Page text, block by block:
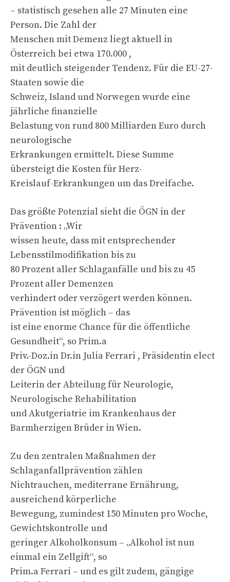
– statistisch gesehen alle 27 Minuten eine
Person. Die Zahl der
Menschen mit Demenz liegt aktuell in
Österreich bei etwa 170.000 ,
mit deutlich steigender Tendenz. Für die EU-27-
Staaten sowie die
Schweiz, Island und Norwegen wurde eine
jährliche finanzielle
Belastung von rund 800 Milliarden Euro durch
neurologische
Erkrankungen ermittelt. Diese Summe
übersteigt die Kosten für Herz-
Kreislauf-Erkrankungen um das Dreifache.
Das größte Potenzial sieht die ÖGN in der
Prävention : „Wir
wissen heute, dass mit entsprechender
Lebensstilmodifikation bis zu
80 Prozent aller Schlaganfälle und bis zu 45
Prozent aller Demenzen
verhindert oder verzögert werden können.
Prävention ist möglich – das
ist eine enorme Chance für die öffentliche
Gesundheit“, so Prim.a
Priv.-Doz.in Dr.in Julia Ferrari , Präsidentin elect
der ÖGN und
Leiterin der Abteilung für Neurologie,
Neurologische Rehabilitation
und Akutgeriatrie im Krankenhaus der
Barmherzigen Brüder in Wien.
Zu den zentralen Maßnahmen der
Schlaganfallprävention zählen
Nichtrauchen, mediterrane Ernährung,
ausreichend körperliche
Bewegung, zumindest 150 Minuten pro Woche,
Gewichtskontrolle und
geringer Alkoholkonsum – „Alkohol ist nun
einmal ein Zellgift“, so
Prim.a Ferrari – und es gilt zudem, gängige